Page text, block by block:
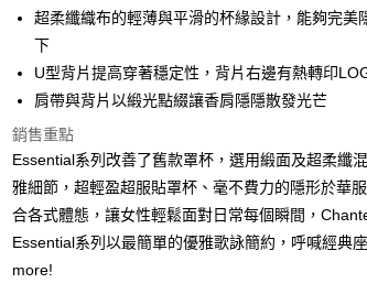
合作金庫商業銀行
第一商業銀行
華南商業銀行
國泰世華商業銀行
兆豐國際商業銀行
臺灣中小企業銀行
台中商業銀行
匯豐（台灣）商業銀行
聯邦商業銀行
遠東國際商業銀行
玉山商業銀行
星展（台灣）商
台新國際商業銀行
中國信託商業銀行
台灣樂天信用卡公司
超商取貨付款
街口支付
悠遊付
大哥付你分期
相關說明
1.本服務由台灣大哥大提供，台灣大哥大用戶可立即使用
2.付款方式選擇「大哥付你分期」，訂單成立後會自動跳轉
AFTEE先享後付
相關說明
超柔纖織布的輕薄與平滑的杯緣設計，能夠完美
下
U型背片提高穿著穩定性，背片右邊有熱轉印
肩帶與背片以緞光點綴讓香肩隱隱散發光芒
銷售重點
Essential系列改善了舊款罩杯，選用緞面及超柔纖
雅細節，超輕盈超服貼罩杯、毫不費力的隱形於華
合各式體態，讓女性輕鬆面對日常每個瞬間，
Essential系列以最簡單的優雅歌詠簡約，呼喊經典
more!